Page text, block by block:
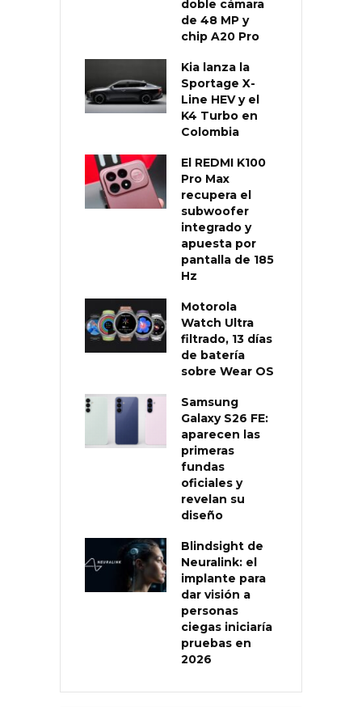
doble cámara
de 48 MP y
chip A20 Pro
Kia lanza la
Sportage X-
Line HEV y el
K4 Turbo en
Colombia
El REDMI K100
Pro Max
recupera el
subwoofer
integrado y
apuesta por
pantalla de 185
Hz
Motorola
Watch Ultra
filtrado, 13 días
de batería
sobre Wear OS
Samsung
Galaxy S26 FE:
aparecen las
primeras
fundas
oficiales y
revelan su
diseño
Blindsight de
Neuralink: el
implante para
dar visión a
personas
ciegas iniciaría
pruebas en
2026